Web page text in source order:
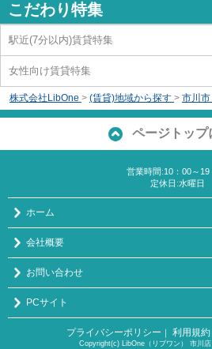
こだわり特集
駅近(7分以内)賃貸特集
女性向け賃貸特集
株式会社LibOne > (賃貸)地域から探す > 市川市
ページトップ
営業時間:10：00～19
定休日:水曜日
ホーム
会社概要
お問い合わせ
PCサイト
プライバシーポリシー 利用規約
Copyright(c) LibOne（リブワン） 市川